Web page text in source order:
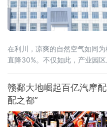
在利川，凉爽的自然空气如同
直降30%。不仅如此，产业园
着100%清洁供能的目标迈进。
赣鄱大地崛起百亿汽摩
配之都”